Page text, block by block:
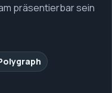
präsentierbar sein